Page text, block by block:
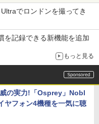
でロンドンを撮ってき
を記録できる新機能を追加
もっと見る
の実力!「Osprey」Nobl
ヤフォン4機種を一気に聴